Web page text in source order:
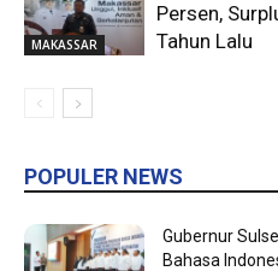
MAKASSAR
Persen,
Tahun Lalu
POPULER NEWS
Gubernur
Bahasa